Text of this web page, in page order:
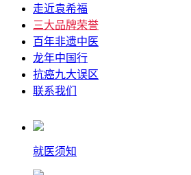
走近袁希福
三大品牌荣誉
百年非遗中医
龙年中国行
抗癌九大误区
联系我们
就医须知